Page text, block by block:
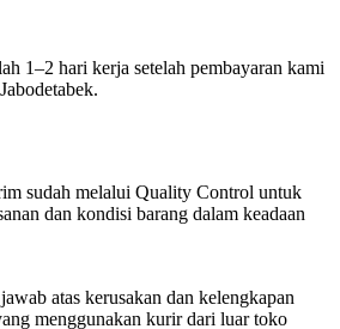
1–2 hari kerja setelah pembayaran kami
sudah melalui Quality Control untuk
dan kondisi barang dalam keadaan
atas kerusakan dan kelengkapan
menggunakan kurir dari luar toko